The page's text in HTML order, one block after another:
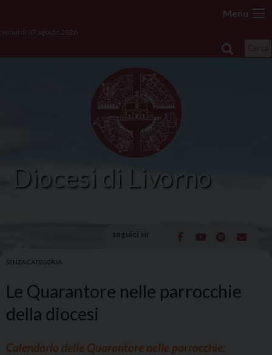
content
Menu
venerdì 07 agosto 2026
Diocesi di Livorno
seguici su
SENZA CATEGORIA
Le Quarantore nelle parrocchie
della diocesi
Calendario delle Quarantore nelle parrocchie: